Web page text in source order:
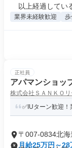
以上経過してい
業界未経験歓迎 歩
正社員
アパマンショッ
株式会社ＳＡＮＫＯ
✅IUターン歓迎
〒007-0834北
月給25万円～28